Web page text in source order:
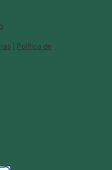
Política de